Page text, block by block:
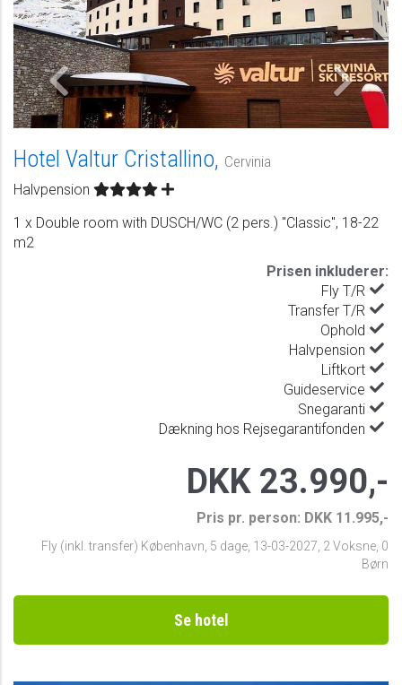
Hotel Valtur Cristallino, Cervinia
Halvpension
1 x Double room with DUSCH/WC (2 pers.) "Classic", 18-22
m2
DKK 23.990,-
Pris pr. person: DKK 11.995,-
Fly (inkl. transfer) København 5 dage 13-03-2027 2 Voksne, 0
Børn
Prisen inkluderer:
Fly T/R
Transfer T/R
Ophold
Halvpension
Liftkort
Guideservice
Snegaranti
Dækning hos Rejsegarantifonden
Se hotel